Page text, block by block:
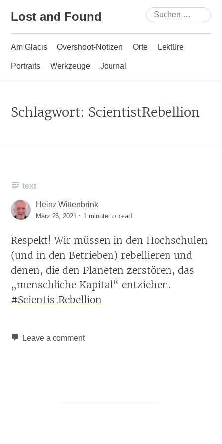
Lost and Found
Suchen
nach:
Am Glacis Overshoot-Notizen Orte Lektüre
Portraits Werkzeuge Journal
Schlagwort: ScientistRebellion
text
Heinz Wittenbrink
März 26, 2021 · 1 minute to read
Respekt! Wir müssen in den Hochschulen
(und in den Betrieben) rebellieren und
denen, die den Planeten zerstören, das
„menschliche Kapital“ entziehen.
#ScientistRebellion
Leave a comment